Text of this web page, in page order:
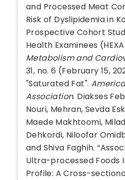
and Processed Meat
Risk of Dyslipidemia in
Prospective Cohort
Health Examinees
Metabolism and
31, no. 6 (February 15,
"Saturated Fat".
Association. Diakses
Nouri, Mehran, Sevda
Maede Makhtoomi,
Dehkordi, Niloofar
and Shiva Faghih.
Ultra-processed Foods
Profile: A Cross-